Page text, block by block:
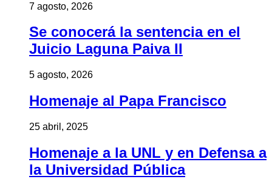
7 agosto, 2026
Se conocerá la sentencia en el
Juicio Laguna Paiva II
5 agosto, 2026
Homenaje al Papa Francisco
25 abril, 2025
Homenaje a la UNL y en Defensa a
la Universidad Pública